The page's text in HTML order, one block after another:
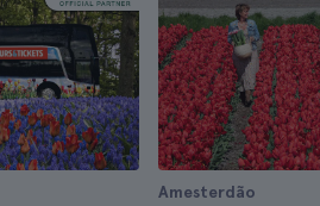
Amesterdão